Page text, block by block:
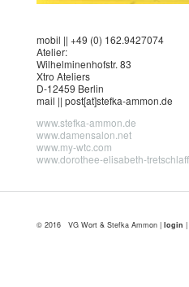
mobil || +49 (0) 162.9427074
Atelier:
Wilhelminenhofstr. 83
Xtro Ateliers
D-12459 Berlin
mail || post[at]stefka-ammon.de
www.stefka-ammon.de
www.damensalon.net
www.my-wtc.com
www.dorothee-elisabeth-
© 2016 VG Wort & Stefka Ammon | login |